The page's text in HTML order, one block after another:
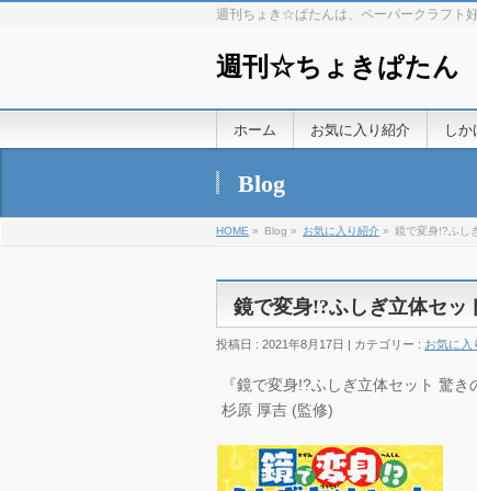
週刊ちょき☆ぱたんは、ペーパークラフト
週刊☆ちょきぱたん
ホーム お気に入り紹介 し
Blog
HOME » Blog » お気に入り紹介 » 鏡で変身!?ふし
鏡で変身!?ふしぎ立体セッ
投稿日 : 2021年8月17日 | カテゴリー : お気に入
『鏡で変身!?ふしぎ立体セット 驚
杉原 厚吉 (監修)